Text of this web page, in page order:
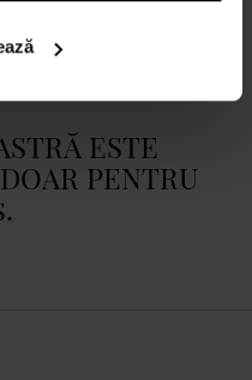
ESTE
PENTRU